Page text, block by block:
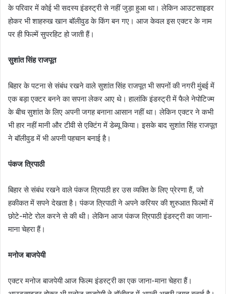
के परिवार में कोई भी सदस्य इंडस्ट्री से नहीं जुड़ा हुआ था। लेकिन आउटसाइडर
होकर भी शाहरुख खान बॉलीवुड के किंग बन गए। आज केवल इस एक्टर के नाम
पर ही फिल्में सुपरहिट हो जाती हैं।
सुशांत सिंह राजपूत
बिहार के पटना से संबंध रखने वाले सुशांत सिंह राजपूत भी सपनों की नगरी मुंबई में
एक बड़ा एक्टर बनने का सपना लेकर आए थे। हालांकि इंडस्ट्री में फैले नेपोटिज्म
के बीच सुशांत के लिए अपनी जगह बनाना आसान नहीं था। लेकिन एक्टर ने कभी
भी हार नहीं मानी और टीवी से एक्टिंग में डेब्यू किया। इसके बाद सुशांत सिंह राजपूत
ने बॉलीवुड में भी अपनी पहचान बनाई है।
पंकज त्रिपाठी
बिहार से संबंध रखने वाले पंकज त्रिपाठी हर उस व्यक्ति के लिए प्रेरणा हैं, जो
हकीकत में सपने देखता है। पंकज त्रिपाठी ने अपने करियर की शुरुआत फिल्मों में
छोटे-मोटे रोल करने से की थी। लेकिन आज पंकज त्रिपाठी इंडस्ट्री का जाना-
माना चेहरा हैं।
मनोज बाजपेयी
एक्टर मनोज बाजपेयी आज फिल्म इंडस्ट्री का एक जाना-माना चेहरा हैं।